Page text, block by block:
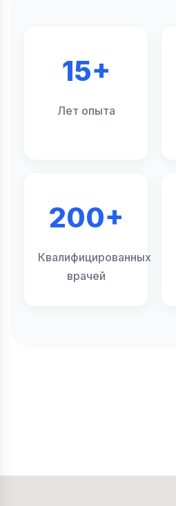
15+
Лет опыта
200+
Квалифицированных
врачей